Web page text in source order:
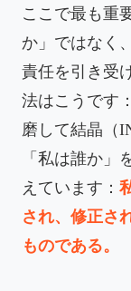
ここで最も重
か」ではなく
責任を引き受
法はこうです
磨して結晶（
「私は誰か」
えています：
され、修正さ
ものである。